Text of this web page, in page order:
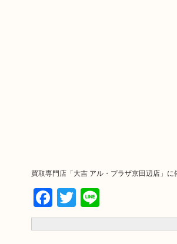
買取専門店「大吉 アル・プラザ京田辺店」
Facebook
Twitter
Line